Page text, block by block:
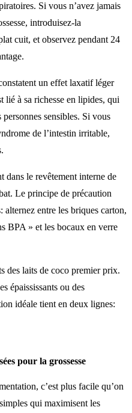
Si vous n’avez jamais
introduisez-la
cuit, et observez pendant 24
un effet laxatif léger
lié à sa richesse en lipides, qui
sensibles. Si vous
de l’intestin irritable,
le revêtement interne de
Le principe de précaution
entre les briques carton,
BPA » et les bocaux en verre
des laits de coco premier prix.
épaississants ou des
idéale tient en deux lignes:
pour la grossesse
c’est plus facile qu’on
qui maximisent les